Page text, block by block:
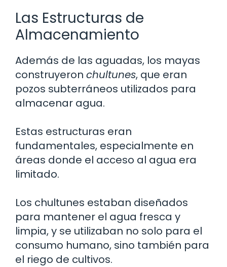
Las Estructuras de
Almacenamiento
Además de las aguadas, los mayas
construyeron chultunes, que eran
pozos subterráneos utilizados para
almacenar agua.
Estas estructuras eran
fundamentales, especialmente en
áreas donde el acceso al agua era
limitado.
Los chultunes estaban diseñados
para mantener el agua fresca y
limpia, y se utilizaban no solo para el
consumo humano, sino también para
el riego de cultivos.